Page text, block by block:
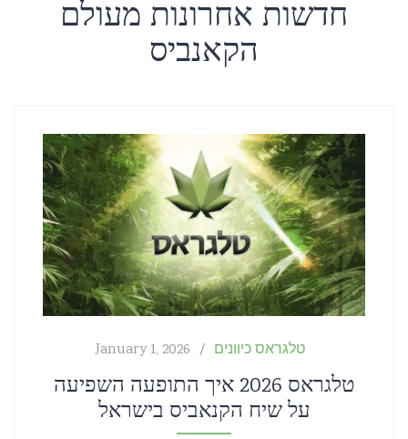
חדשות אחרונות מעולם
הקאנביס
January 1, 2026 טלגראס כיוונים
טלגראס 2026 איך התופעה השפיעה
על שיח הקנאביס בישראל